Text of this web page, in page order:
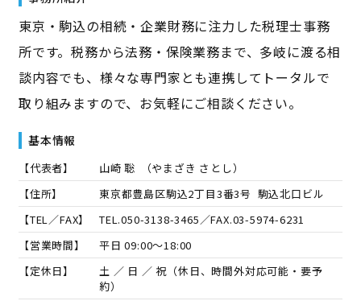
東京・駒込の相続・企業財務に注力した税理士事務
所です。税務から法務・保険業務まで、多岐に渡る相
談内容でも、様々な専門家とも連携してトータルで
取り組みますので、お気軽にご相談ください。
基本情報
【代表者】 山崎 聡 （やまざき さとし）
【住所】
東京都豊島区駒込2丁目3番3号 駒込北口ビル
【TEL／FAX】
TEL.050-3138-3465 ／FAX.03-5974-6231
【営業時間】
平日 09:00～18:00
【定休日】
土 ／ 日 ／ 祝（休日、時間外対応可能・要予
約）